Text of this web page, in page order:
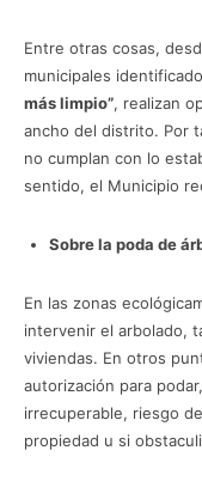
Entre otras cosas,
municipales
más limpio”, realizan
ancho del distrito. Por
no cumplan con lo
sentido, el Municipio
Sobre la poda de
En las zonas
intervenir el arbolado,
viviendas. En otros
autorización para
irrecuperable, riesgo
propiedad u si